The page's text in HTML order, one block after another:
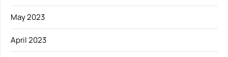
May 2023
April 2023